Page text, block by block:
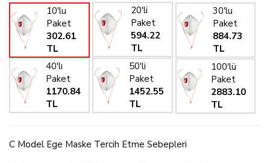
10'lu
Paket
302.61
TL
20'li
Paket
594.22
TL
30'lu
Paket
884.73
TL
40'lı
Paket
1170.84
TL
50'li
Paket
1452.55
TL
100'lü
Paket
2883.10
TL
C Model Ege Maske Tercih Etme Sebepleri